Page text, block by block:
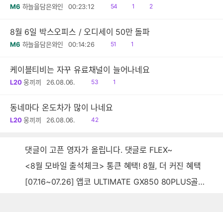
M6 하늘을담은와인 00:23:12
읽
54
공1
댓
2
8월 6일 박스오피스 / 오디세이 50만 돌파
M6 하늘을담은와인 00:14:26
읽
51
공1
케이블티비는 자꾸 유료채널이 늘어나네요
L20 웅끼끼 26.08.06.
읽
53
공1
동네마다 온도차가 많이 나네요
L20 웅끼끼 26.08.06.
읽
42
댓글이 고픈 영자가 올립니다. 댓글로 FLEX~
<8월 모바일 출석체크> 통큰 혜택! 8월, 더 커진 혜택
[07.16~07.26] 앱코 ULTIMATE GX850 80PLUS골드 풀모듈러 ATX3.0 블랙